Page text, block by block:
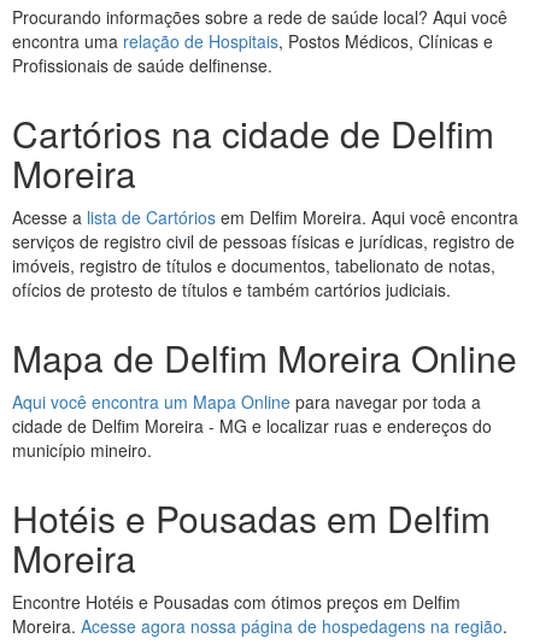
Procurando informações sobre a rede de saúde local? Aqui você
encontra uma relação de Hospitais, Postos Médicos, Clínicas e
Profissionais de saúde delfinense.
Cartórios na cidade de Delfim
Moreira
Acesse a lista de Cartórios em Delfim Moreira. Aqui você encontra
serviços de registro civil de pessoas físicas e jurídicas, registro de
imóveis, registro de títulos e documentos, tabelionato de notas,
ofícios de protesto de títulos e também cartórios judiciais.
Mapa de Delfim Moreira Online
Aqui você encontra um Mapa Online para navegar por toda a
cidade de Delfim Moreira - MG e localizar ruas e endereços do
município mineiro.
Hotéis e Pousadas em Delfim
Moreira
Encontre Hotéis e Pousadas com ótimos preços em Delfim
Moreira. Acesse agora nossa página de hospedagens na região.